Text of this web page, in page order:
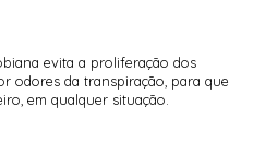
evita a proliferação dos
odores da transpiração, para que
em qualquer situação.